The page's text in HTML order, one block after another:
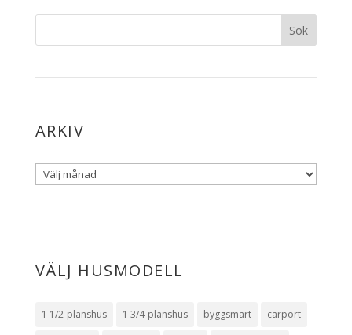
ARKIV
VÄLJ HUSMODELL
1 1/2-planshus 1 3/4-planshus byggsmart carport